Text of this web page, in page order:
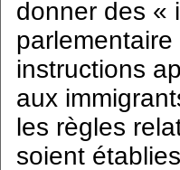
donner des «
instructions
aux
les règles
soient